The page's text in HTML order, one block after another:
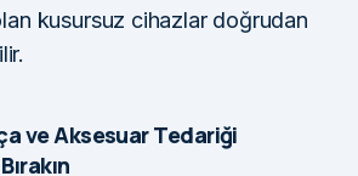
kusursuz cihazlar doğrudan
ve Aksesuar Tedariği